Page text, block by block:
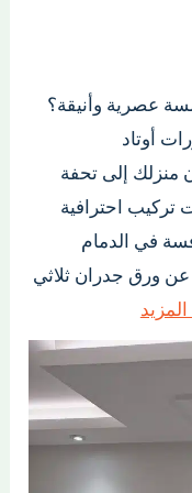
عصرية وأنيقة؟
أوتاد
منزلك إلى تحفة
تركيب احترافية
في الدمام
ورق جدران ثلاثي
المزيد